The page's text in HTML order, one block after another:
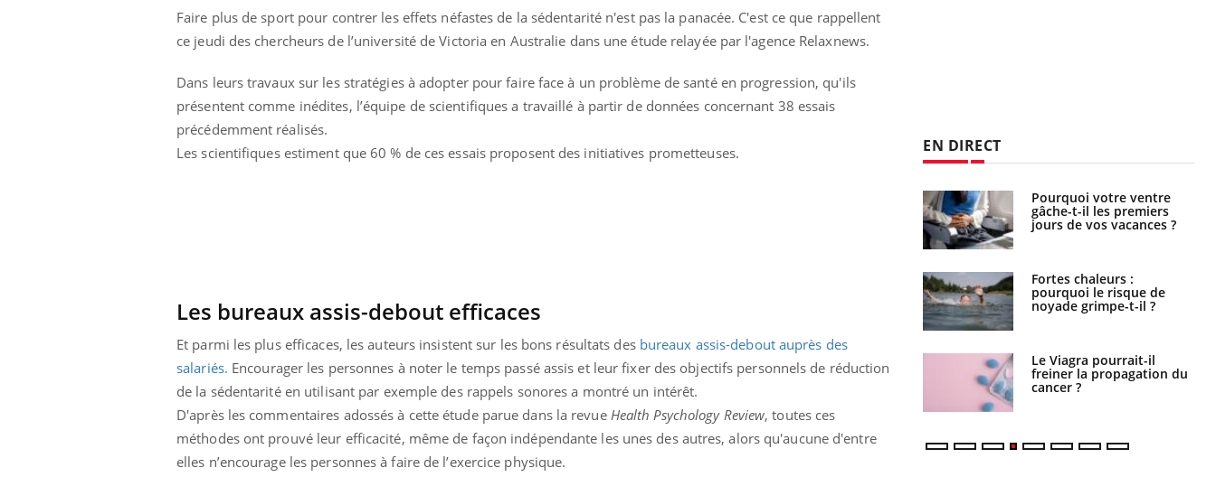
Faire plus de sport pour contrer les effets néfastes de la sédentarité n'est pas la panacée. C'est ce que rappellent
ce jeudi des chercheurs de l’université de Victoria en Australie dans une étude relayée par l'agence Relaxnews.
Dans leurs travaux sur les stratégies à adopter pour faire face à un problème de santé en progression, qu'ils
présentent comme inédites, l’équipe de scientifiques a travaillé à partir de données concernant 38 essais
précédemment réalisés.
Les scientifiques estiment que 60 % de ces essais proposent des initiatives prometteuses.
Les bureaux assis-debout efficaces
Et parmi les plus efficaces, les auteurs insistent sur les bons résultats des bureaux assis-debout auprès des
salariés. Encourager les personnes à noter le temps passé assis et leur fixer des objectifs personnels de réduction
de la sédentarité en utilisant par exemple des rappels sonores a montré un intérêt.
D'après les commentaires adossés à cette étude parue dans la revue Health Psychology Review, toutes ces
méthodes ont prouvé leur efficacité, même de façon indépendante les unes des autres, alors qu'aucune d'entre
elles n’encourage les personnes à faire de l’exercice physique.
EN DIRECT
t-il dans le sud de la
France ?
Les médicaments GLP-1
protègent-ils aussi les os
?
VIH : la fin du comprimé
tous les jours se profile-t-
elle enfin ?
Pourquoi votre ventre
gâche-t-il les premiers
jours de vos vacances ?
Fortes chaleurs :
pourquoi le risque de
noyade grimpe-t-il ?
Le Viagra pourrait-il
freiner la propagation du
cancer ?
Pourquoi manger moins
de protéines pourrait
finalement être bénéfique
Grossesse et chaleur : ce
que dit la science
Le smartphone nuit-il à
l'apprentissage de la
lecture ?